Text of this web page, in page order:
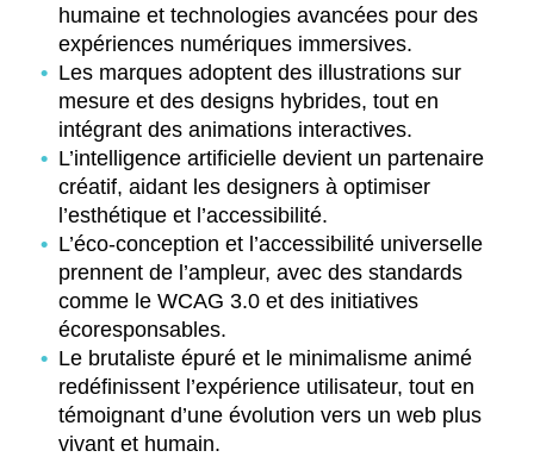
humaine et technologies avancées pour des
expériences numériques immersives.
Les marques adoptent des illustrations sur
mesure et des designs hybrides, tout en
intégrant des animations interactives.
L’intelligence artificielle devient un partenaire
créatif, aidant les designers à optimiser
l’esthétique et l’accessibilité.
L’éco-conception et l’accessibilité universelle
prennent de l’ampleur, avec des standards
comme le WCAG 3.0 et des initiatives
écoresponsables.
Le brutaliste épuré et le minimalisme animé
redéfinissent l’expérience utilisateur, tout en
témoignant d’une évolution vers un web plus
vivant et humain.